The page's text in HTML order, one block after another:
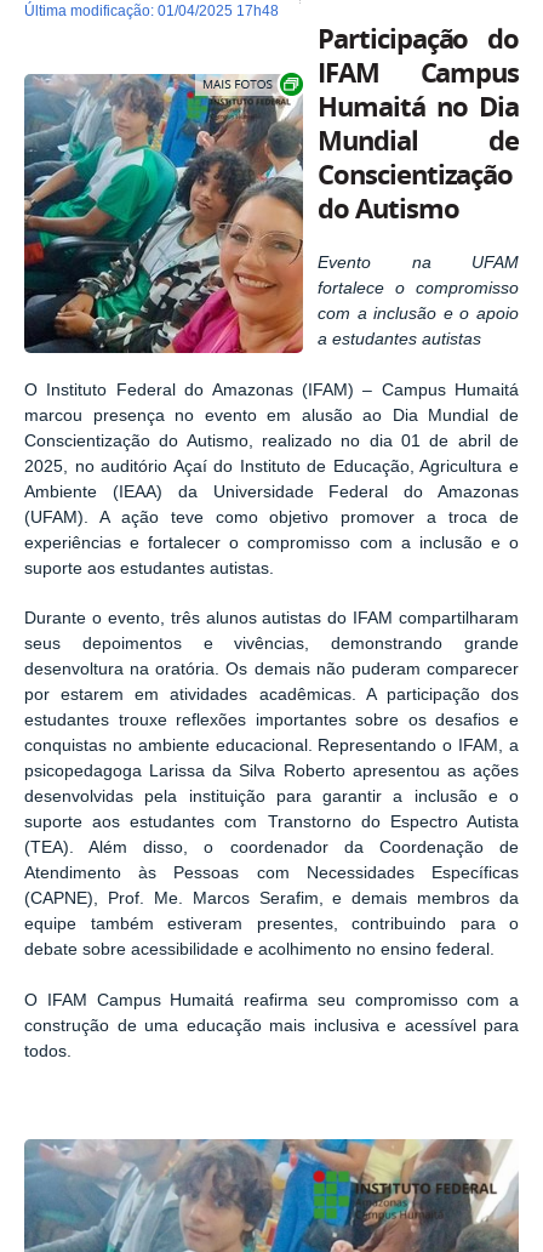
última modificação: 01/04/2025 17h48
Show image carousel
Participação do
IFAM Campus
Humaitá no Dia
Mundial de
Conscientização
do Autismo
Evento na UFAM
fortalece o compromisso
com a inclusão e o apoio
a estudantes autistas
O Instituto Federal do Amazonas (IFAM) – Campus Humaitá
marcou presença no evento em alusão ao Dia Mundial de
Conscientização do Autismo, realizado no dia 01 de abril de
2025, no auditório Açaí do Instituto de Educação, Agricultura e
Ambiente (IEAA) da Universidade Federal do Amazonas
(UFAM). A ação teve como objetivo promover a troca de
experiências e fortalecer o compromisso com a inclusão e o
suporte aos estudantes autistas.
Durante o evento, três alunos autistas do IFAM compartilharam
seus depoimentos e vivências, demonstrando grande
desenvoltura na oratória. Os demais não puderam comparecer
por estarem em atividades acadêmicas. A participação dos
estudantes trouxe reflexões importantes sobre os desafios e
conquistas no ambiente educacional. Representando o IFAM, a
psicopedagoga Larissa da Silva Roberto apresentou as ações
desenvolvidas pela instituição para garantir a inclusão e o
suporte aos estudantes com Transtorno do Espectro Autista
(TEA). Além disso, o coordenador da Coordenação de
Atendimento às Pessoas com Necessidades Específicas
(CAPNE), Prof. Me. Marcos Serafim, e demais membros da
equipe também estiveram presentes, contribuindo para o
debate sobre acessibilidade e acolhimento no ensino federal.
O IFAM Campus Humaitá reafirma seu compromisso com a
construção de uma educação mais inclusiva e acessível para
todos.